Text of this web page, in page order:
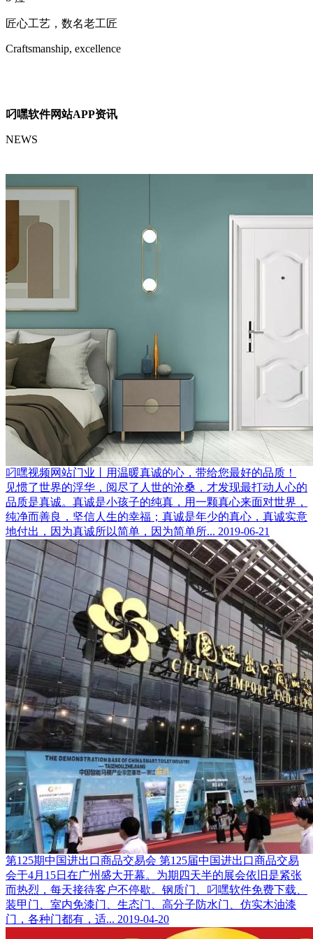
匠心工艺，数名老工匠
Craftsmanship, excellence
叼嘿软件网站APP资讯
NEWS
叼嘿视频网站门业丨用温暖真诚的心，带给您最好的品质！
见惯了世界的浮华，阅尽了人世的沧桑，才发现最打动人心的
品质是真诚。真诚是小孩子的纯真，用一颗真心来面对世界，
纯净而善良，坚信人生的幸福；真诚是年少的真心，真诚实意
地付出，因为真诚所以简单，因为简单所... 2019-06-21
第125期中国进出口商品交易会 第125届中国进出口商品交易
会于4月15日在广州盛大开幕。为期四天半的展会依旧是紧张
而热烈，每天接待客户不停歇。钢质门、叼嘿软件免费下载、
装甲门、室内免漆门、生态门、高分子防水门、仿实木油漆
门，各种门都有，适... 2019-04-20